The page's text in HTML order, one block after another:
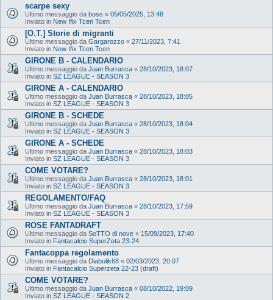
scarpe sexy
Ultimo messaggio da boss « 05/05/2025, 13:48
Inviato in New Ifix Tcen Tcen
[O.T.] Storie di migranti
Ultimo messaggio da Gargarozzo « 27/11/2023, 7:41
Inviato in New Ifix Tcen Tcen
GIRONE B - CALENDARIO
Ultimo messaggio da Juan Burrasca « 28/10/2023, 18:07
Inviato in SZ LEAGUE - SEASON 3
GIRONE A - CALENDARIO
Ultimo messaggio da Juan Burrasca « 28/10/2023, 18:05
Inviato in SZ LEAGUE - SEASON 3
GIRONE B - SCHEDE
Ultimo messaggio da Juan Burrasca « 28/10/2023, 18:04
Inviato in SZ LEAGUE - SEASON 3
GIRONE A - SCHEDE
Ultimo messaggio da Juan Burrasca « 28/10/2023, 18:03
Inviato in SZ LEAGUE - SEASON 3
COME VOTARE?
Ultimo messaggio da Juan Burrasca « 28/10/2023, 18:01
Inviato in SZ LEAGUE - SEASON 3
REGOLAMENTO/FAQ
Ultimo messaggio da Juan Burrasca « 28/10/2023, 17:59
Inviato in SZ LEAGUE - SEASON 3
ROSE FANTADRAFT
Ultimo messaggio da SoTTO di nove « 15/09/2023, 17:40
Inviato in Fantacalcio SuperZeta 23-24
Fantacoppa regolamento
Ultimo messaggio da Diabolik68 « 02/03/2023, 20:07
Inviato in Fantacalcio Superzeta 22-23 (draft)
COME VOTARE?
Ultimo messaggio da Juan Burrasca « 08/10/2022, 19:09
Inviato in SZ LEAGUE - SEASON 2